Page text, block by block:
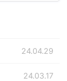
24.04.29
24.03.17